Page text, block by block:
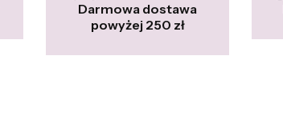
Darmowa dostawa
powyżej 250 zł